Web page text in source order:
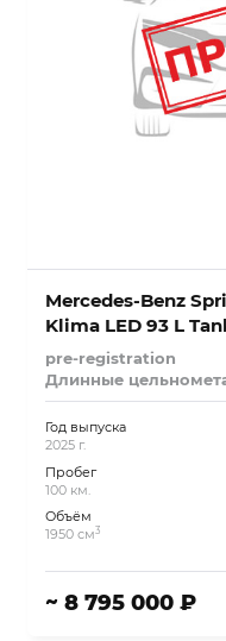
Mercedes-Benz
Klima LED 93 L
pre-registration
Длинные
Год выпуска
2025 г.
Пробег
100 км.
Объём
1950 см3
~ 8 795 000 ₽